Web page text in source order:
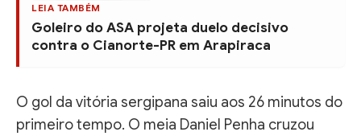
LEIA TAMBÉM
Goleiro do ASA projeta duelo decisivo
contra o Cianorte-PR em Arapiraca
O gol da vitória sergipana saiu aos 26 minutos do
primeiro tempo. O meia Daniel Penha cruzou